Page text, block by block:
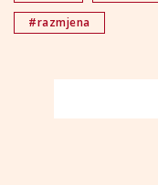
#razmjena